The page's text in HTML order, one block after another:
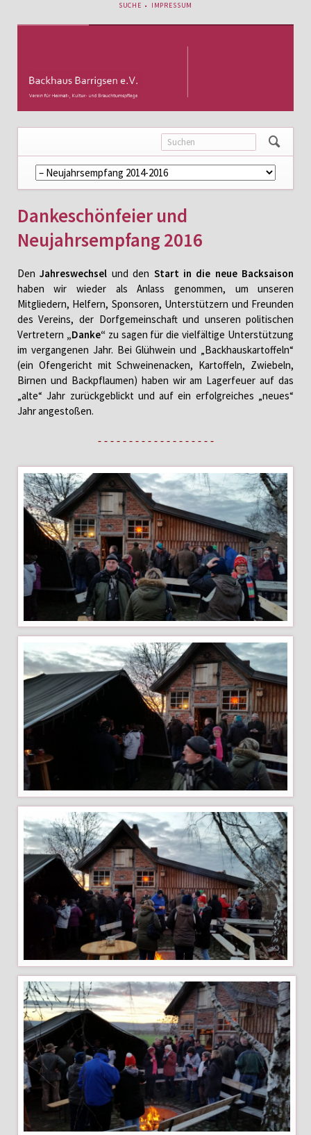
NAVIGATION
SUCHE IMPRESSUM
Navigation
überspringen
Dankeschönfeier und
Neujahrsempfang 2016
DenJahreswechsel und den Start in die neue Backsaison
haben wir wieder als Anlass genommen, um unseren
Mitgliedern, Helfern, Sponsoren, Unterstützern und Freunden
des Vereins, der Dorfgemeinschaft und unseren politischen
Vertretern „Danke“ zu sagen für die vielfältige Unterstützung
im vergangenen Jahr. Bei Glühwein und „Backhauskartoffeln“
(ein Ofengericht mit Schweinenacken, Kartoffeln, Zwiebeln,
Birnen und Backpflaumen) haben wir am Lagerfeuer auf das
„alte“ Jahr zurückgeblickt und auf ein erfolgreiches „neues“
Jahr angestoßen.
- - - - - - - - - - - - - - - - - - -